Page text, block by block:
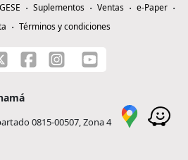
Suplementos Ventas
e-Paper
Términos y condiciones
0815-00507, Zona 4